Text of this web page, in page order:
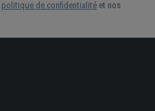
politique de confidentialité et nos